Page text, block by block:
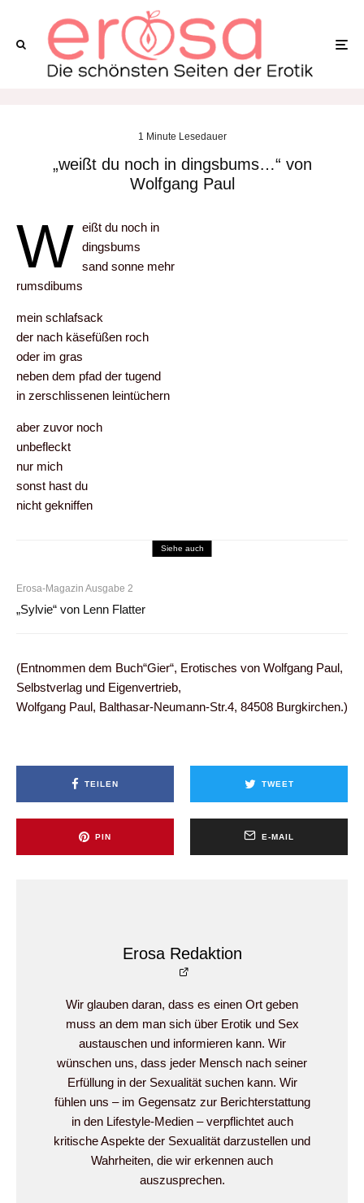
1 Minute Lesedauer
„weißt du noch in dingsbums…“ von
Wolfgang Paul
w eißt du noch in
dingsbums
sand sonne mehr
rumsdibums
mein schlafsack
der nach käsefüßen roch
oder im gras
neben dem pfad der tugend
in zerschlissenen leintüchern
aber zuvor noch
unbefleckt
nur mich
sonst hast du
nicht gekniffen
Siehe auch
Erosa-Magazin Ausgabe 2
„Sylvie“ von Lenn Flatter
(Entnommen dem Buch“Gier“, Erotisches von Wolfgang Paul,
Selbstverlag und Eigenvertrieb,
Wolfgang Paul, Balthasar-Neumann-Str.4, 84508 Burgkirchen.)
TEILEN TWEET
PIN E-MAIL
Erosa Redaktion
Wir glauben daran, dass es einen Ort geben
muss an dem man sich über Erotik und Sex
austauschen und informieren kann. Wir
wünschen uns, dass jeder Mensch nach seiner
Erfüllung in der Sexualität suchen kann. Wir
fühlen uns – im Gegensatz zur Berichterstattung
in den Lifestyle-Medien – verpflichtet auch
kritische Aspekte der Sexualität darzustellen und
Wahrheiten, die wir erkennen auch
auszusprechen.